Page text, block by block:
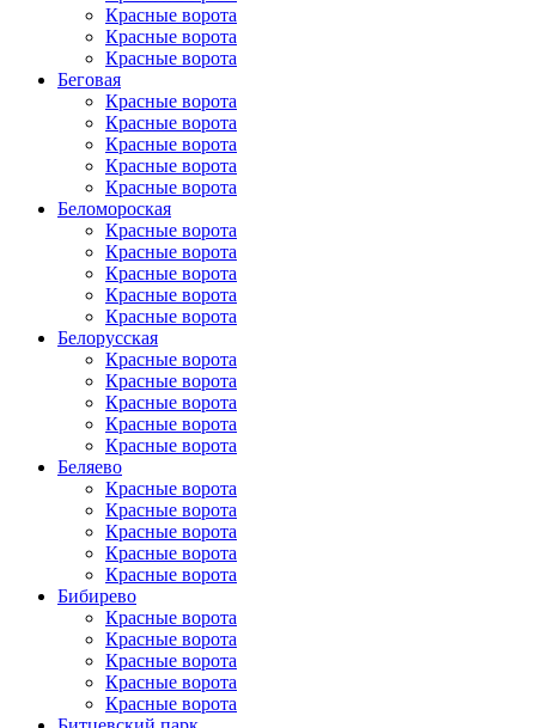
Красные ворота
Красные ворота
Красные ворота
Беговая
Красные ворота
Красные ворота
Красные ворота
Красные ворота
Красные ворота
Беломороская
Красные ворота
Красные ворота
Красные ворота
Красные ворота
Красные ворота
Белорусская
Красные ворота
Красные ворота
Красные ворота
Красные ворота
Красные ворота
Беляево
Красные ворота
Красные ворота
Красные ворота
Красные ворота
Красные ворота
Бибирево
Красные ворота
Красные ворота
Красные ворота
Красные ворота
Красные ворота